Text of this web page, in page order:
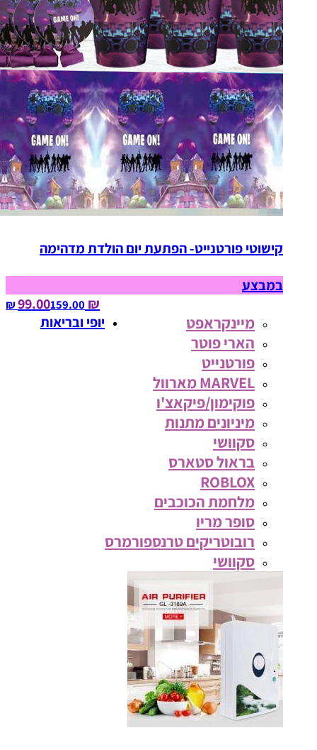
קישוטי פורטנייט- הפתעת יום הולדת מדהימה
במבצע
₪ 99.00
159.00‏ ₪
מיינקראפט
הארי פוטר
פורטנייט
MARVEL מארוול
פוקימון/פיקאצ'ו
מיניונים מתנות
סקוושי
בראול סטארס
ROBLOX
מלחמת הכוכבים
סופר מריו
רובוטריקים טרנספורמרס
סקוושי
יופי ובריאות